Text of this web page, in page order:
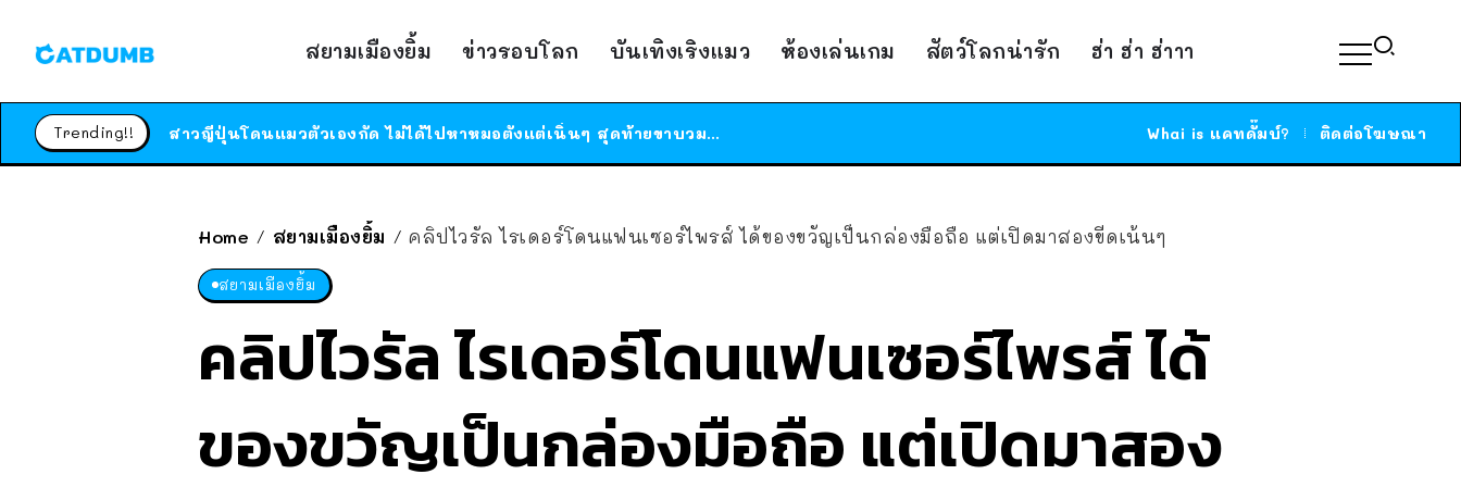
สยามเมืองยิ้ม ข่าวรอบโลก บันเทิงเริงแมว ห้องเล่นเกม สัตว์โลกน่ารัก ฮ่า ฮ่า ฮ่าาา
Trending!!
ร้านอาหารในนิวยอร์กประกาศปิดตัวลง หลังอยู่มานานกว่า 45 ปี ติดป้ายขอบคุณลูกค้าทุกคน แถมสูตรทำไวท์ซอสให้แบบจัดเต็ม
ได้เวลาเด็กหนวดรวมตัว RF Online Next เปิดให้เล่นแล้ว เกม Sci-Fi MMORPG ระดับตำนาน เล่นได้ทั้งมือถือและ PC Whai is แคทดั๊มบ์? ติดต่อโฆษณา
Home / สยามเมืองยิ้ม / คลิปไวรัล ไรเดอร์โดนแฟนเซอร์ไพรส์ ได้ของขวัญเป็นกล่องมือถือ แต่เปิดมาสองขีดเน้นๆ
สยามเมืองยิ้ม
คลิปไวรัล ไรเดอร์โดนแฟนเซอร์ไพรส์ ได้
ของขวัญเป็นกล่องมือถือ แต่เปิดมาสอง